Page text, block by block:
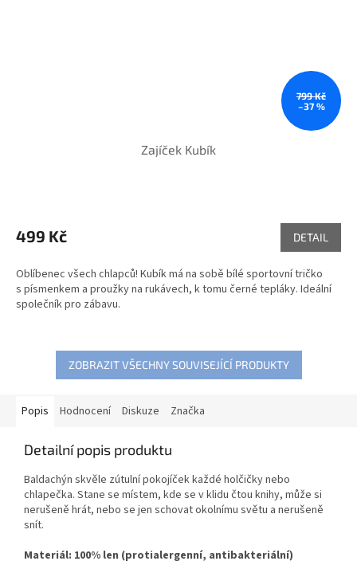
799 Kč
–37 %
Zajíček Kubík
499 Kč DETAIL
Oblíbenec všech chlapců! Kubík má na sobě bílé sportovní tričko
s písmenkem a proužky na rukávech, k tomu černé tepláky. Ideální
společník pro zábavu.
ZOBRAZIT VŠECHNY SOUVISEJÍCÍ PRODUKTY
Popis Hodnocení Diskuze Značka
Detailní popis produktu
Baldachýn skvěle zútulní pokojíček každé holčičky nebo
chlapečka. Stane se místem, kde se v klidu čtou knihy, může si
nerušeně hrát, nebo se jen schovat okolnímu světu a nerušeně
snít.
Materiál: 100% len (protialergenní, antibakteriální)